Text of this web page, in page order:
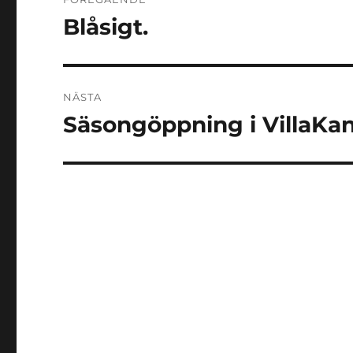
Föregående
Blåsigt.
NÄSTA
Nästa
Säsongöppning i